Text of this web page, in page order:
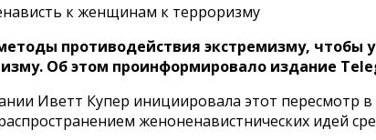
к женщинам к терроризму
противодействия экстремизму, чтобы
Об этом проинформировало издание
Иветт Купер инициировала этот пересмотр
женоненавистнических идей